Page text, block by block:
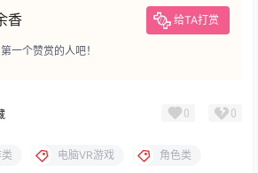
香 给TA打赏
一个赞赏的人吧！
0 0
电脑VR游戏 角色类